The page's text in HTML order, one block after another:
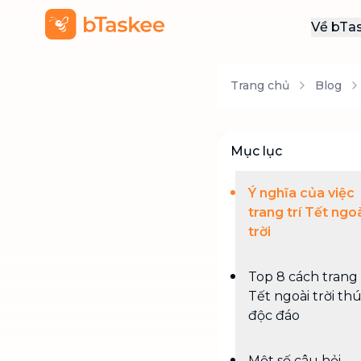
Về
Trang chủ Blog
Mục lục
Ý nghĩa của việc
trang trí Tết
trời
Top 8 cách
Tết ngoài trời
độc đáo